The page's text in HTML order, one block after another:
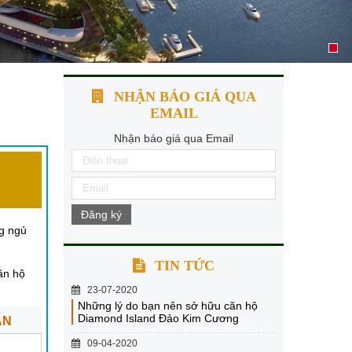
ngủ
hộ
NHẬN BÁO GIÁ QUA
EMAIL
Nhận báo giá qua Email
Đăng ký
TIN TỨC
23-07-2020
Những lý do bạn nên sở hữu căn hộ
Diamond Island Đảo Kim Cương
09-04-2020